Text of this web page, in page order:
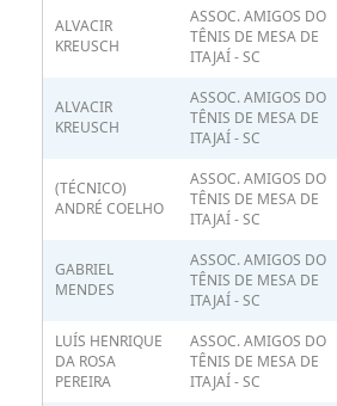
ALVACIR
KREUSCH
ASSOC. AMIGOS DO
TÊNIS DE MESA DE
ITAJAÍ - SC
ALVACIR
KREUSCH
ASSOC. AMIGOS DO
TÊNIS DE MESA DE
ITAJAÍ - SC
(TÉCNICO)
ANDRÉ COELHO
ASSOC. AMIGOS DO
TÊNIS DE MESA DE
ITAJAÍ - SC
GABRIEL
MENDES
ASSOC. AMIGOS DO
TÊNIS DE MESA DE
ITAJAÍ - SC
LUÍS HENRIQUE
DA ROSA
PEREIRA
ASSOC. AMIGOS DO
TÊNIS DE MESA DE
ITAJAÍ - SC